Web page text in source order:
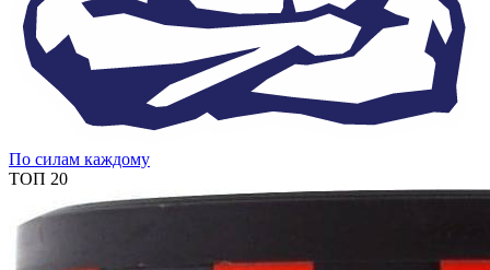
По силам каждому
ТОП 20